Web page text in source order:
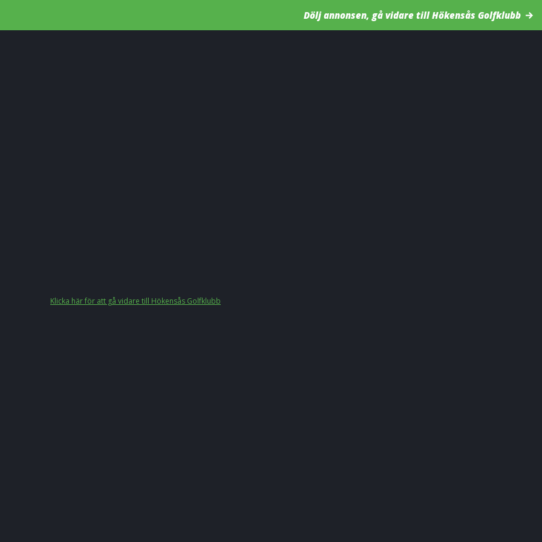
Dölj annonsen, gå vidare till Hökensås Golfklubb
Klicka här för att gå vidare till Hökensås Golfklubb